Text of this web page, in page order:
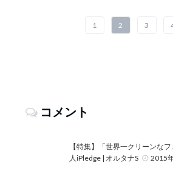
1 2 3
コメント
【特集】「世界一クリーンな
人iPledge | オルタナS
2015